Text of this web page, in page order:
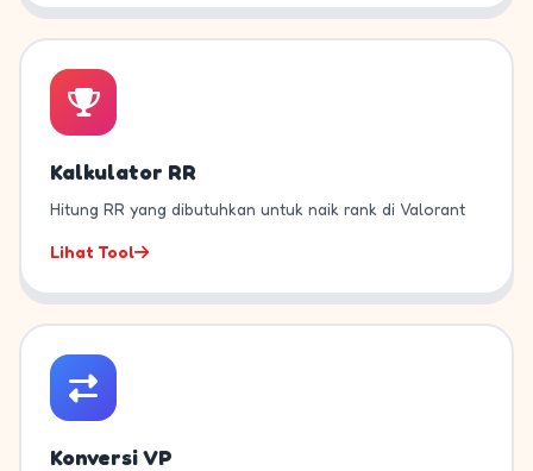
Kalkulator RR
Hitung RR yang dibutuhkan untuk naik rank di Valorant
Lihat Tool
Konversi VP